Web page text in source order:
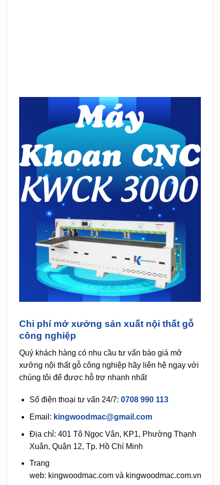
Chi phí mở xưởng sản xuất nội thất gỗ
công nghiệp
Quý khách hàng có nhu cầu tư vấn báo giá mở
xưởng nội thất gỗ công nghiệp hãy liên hệ ngay với
chúng tôi để được hỗ trợ nhanh nhất
Số điện thoại tư vấn 24/7: 0708 990 113
Email: kingwoodmac@gmail.com
Địa chỉ: 401 Tô Ngọc Vân, KP1, Phường Thạnh
Xuân, Quận 12, Tp. Hồ Chí Minh
Trang
web: kingwoodmac.com và kingwoodmac.com.vn